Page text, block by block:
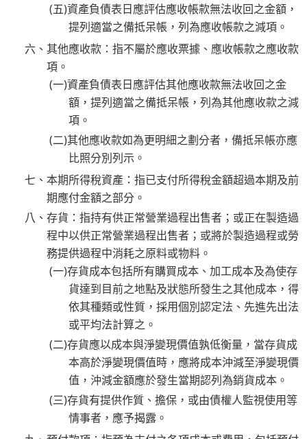
(五)資產負債表日應評估應收帳款無法收回之金額，
提列適當之備抵呆帳，列為應收帳款之減項。
六、其他應收款：指不屬於應收票據、應收帳款之應收款
項。
(一)資產負債表日應評估其他應收款無法收回之金
額，提列適當之備抵呆帳，列為其他應收款之減
項。
(二)其他應收款如為更明細之劃分者，備抵呆帳亦應
比照分別列示。
七、本期所得稅資產：指已支付所得稅金額超過本期及前
期應付金額之部分。
八、存貨：指持有供正常營業過程出售者；或正在製造過
程中以供正常營業過程出售者；或將於製造過程或勞
務提供過程中消耗之原料或物料。
(一)存貨成本包括所有購買成本、加工成本及為使存
貨達到目前之地點及狀態所發生之其他成本，得
依其種類或性質，採用個別認定法、先進先出法
或平均法計算之。
(二)存貨應以成本與淨變現價值孰低衡量，當存貨成
本高於淨變現價值時，應將成本沖減至淨變現價
值，沖減金額應於發生當期認列為銷貨成本。
(三)存貨有提供作質、擔保，或由債權人監視使用等
情事者，應予揭露。